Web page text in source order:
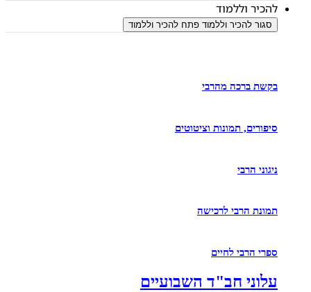
להכיר וללמוד
סגור להכיר וללמוד פתח להכיר וללמוד
בקשת ברכה מהרבי
סיפורים, תמונות וציטוטים
ניגוני הרבי
תמונת הרבי לרכישה
ספרי הרבי לחיים
עלוני חב"ד השבועיים